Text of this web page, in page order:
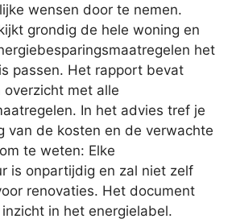
wensen door te nemen.
grondig de hele woning en
het
passen. Het rapport bevat
met alle
In het advies tref je
van de kosten en de verwachte
te weten: Elke
is onpartijdig en zal niet zelf
renovaties. Het document
in het energielabel.